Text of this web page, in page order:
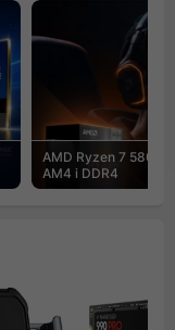
AMD Ryzen 7
AM4 i DDR4